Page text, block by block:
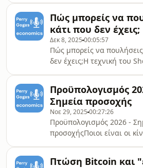
Πώς μπορείς να
κάτι που δεν έχεις;
Δεκ 8, 2025 00:05:57
Πώς μπορείς να
δεν έχεις;Η τεχνική του
Προϋπολογισμός
Σημεία προσοχής
Νοε 29, 2025 00:27:26
Προϋπολογισμός 2026 -
προσοχήςΠοιοι είναι οι
Πτώση Bitcoin και